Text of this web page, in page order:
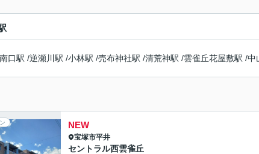
口駅 /逆瀬川駅 /小林駅 /売布神社駅 /清荒神駅 /雲雀丘花屋敷駅 /中
NEW
宝塚市平井
セントラル西雲雀丘